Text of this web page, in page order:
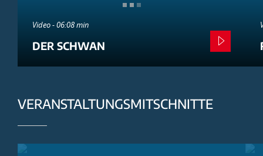
Video - 06:08 min
DER SCHWAN
VERANSTALTUNGSMITSCHNITTE